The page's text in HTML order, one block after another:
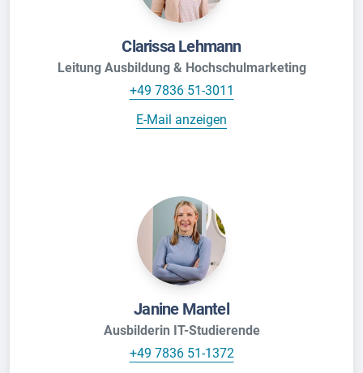
Clarissa Lehmann
Leitung Ausbildung & Hochschulmarketing
+49 7836 51-3011
E-Mail anzeigen
Janine Mantel
Ausbilderin IT-Studierende
+49 7836 51-1372